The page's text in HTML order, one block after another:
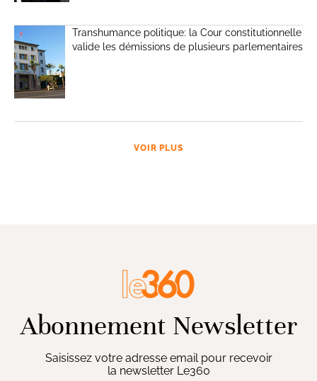
Transhumance politique: la Cour constitutionnelle
valide les démissions de plusieurs parlementaires
VOIR PLUS
Abonnement Newsletter
Saisissez votre adresse email pour recevoir
la newsletter Le360